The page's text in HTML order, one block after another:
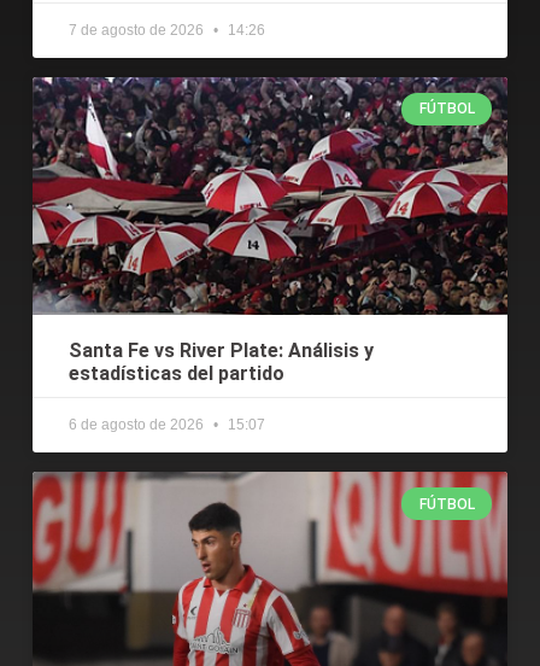
7 de agosto de 2026 14:26
FÚTBOL
Santa Fe vs River Plate: Análisis y
estadísticas del partido
6 de agosto de 2026 15:07
FÚTBOL